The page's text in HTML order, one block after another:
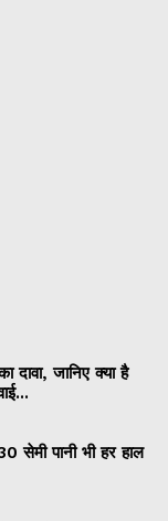
दावा, जानिए क्या है
सेमी पानी भी हर हाल